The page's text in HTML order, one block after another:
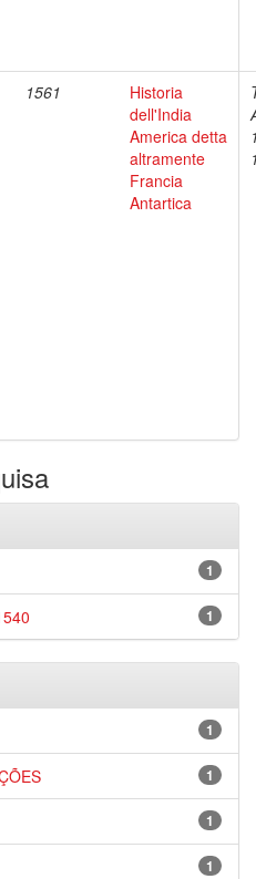
1561
Historia
dell'India
America detta
altramente
Francia
Antartica
1
1
1
1
1
1